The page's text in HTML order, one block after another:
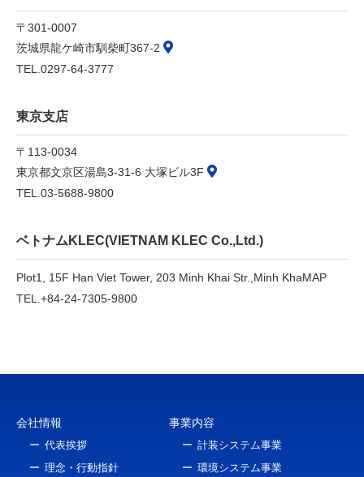
〒301-0007
茨城県龍ケ崎市馴柴町367-2
TEL.0297-64-3777
東京支店
〒113-0034
東京都文京区湯島3-31-6 大塚ビル3F
TEL.03-5688-9800
ベトナムKLEC(VIETNAM KLEC Co.,Ltd.)
Plot1, 15F Han Viet Tower, 203 Minh Khai Str., Minh KhaMAP
TEL.+84-24-7305-9800
会社情報
代表挨拶
理念・行動指針
事業内容
計装システム事業
環境システム事業